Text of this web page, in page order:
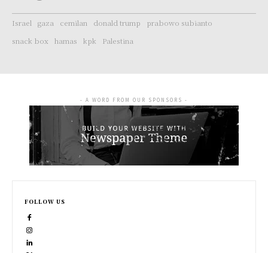
Israel gaza cemilan donald trump
prabowo subianto
snack box
hamas kpk Palestina
- A WORD FROM OUR SPONSORS -
FOLLOW US